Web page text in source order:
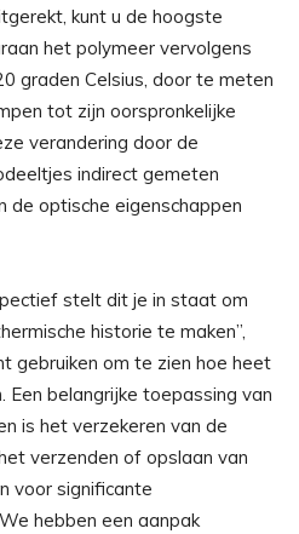
kunt u de hoogste
het polymeer vervolgens
graden Celsius, door te meten
tot zijn oorspronkelijke
verandering door de
indirect gemeten
de optische eigenschappen
stelt dit je in staat om
historie te maken”,
gebruiken om te zien hoe heet
belangrijke toepassing van
is het verzekeren van de
verzenden of opslaan van
voor significante
hebben een aanpak